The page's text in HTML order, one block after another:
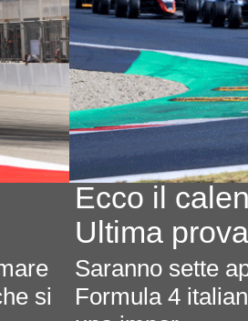
2027
a Montmelò
appuntamenti tutti
italiana 2027. La ricca